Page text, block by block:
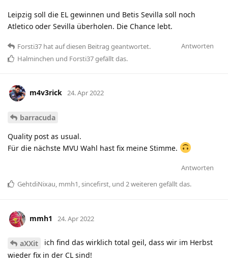
Leipzig soll die EL gewinnen und Betis Sevilla soll noch
Atletico oder Sevilla überholen. Die Chance lebt.
Antworten
Forsti37 hatauf diesen Beitrag geantwortet.
Halminchen und Forsti37gefällt das.
m4v3rick 24. Apr 2022
barracuda
Quality post as usual.
Für die nächste MVU Wahl hast fix meine Stimme.
Antworten
GehtdiNixau, mmh1,sincefirst, und 2weiteren gefällt das.
mmh1 24. Apr 2022
aXXit
ich find das wirklich total geil, dass wir im Herbst
wieder fix in der CL sind!